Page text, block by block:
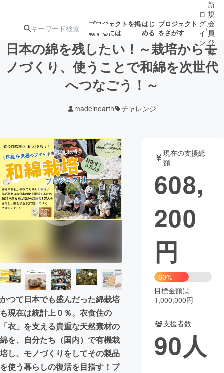
プロジェクトを掲
載するには
はじ
める
プロジェクト
をさがす
注目のリ 注目の新着プロ
ジェクト
募集終了が近いプ
ロジェクト
テクノロジー・ガジェット
映像・映画 書籍・雑誌
ビジネス・起業 チャレンジ
まちづくり・地域活性化
CAMPFIRE for Social Good CAMPFIRE Creation
CAMPFIREふるさと納税machi-ya コミュニティ
ロ
グ
イ
ン
/
新
規
会
員
登
録
日本の綿を残したい！～栽培からモ
ノづくり、使うことで和綿を次世代
へつなごう！～
madeinearth チャレンジ
かつて日本でも盛んだった綿栽培
も現在は統計上０％。衣食住の
「衣」を支える貴重な天然素材の
綿を、自分たち（国内）で有機栽
培し、モノづくりをしてその製品
を使う暮らしの復活を目指す！プ
現在の支援総
額
608,
200
円
60%
目標金額は
1,000,000円
支援者数
90人